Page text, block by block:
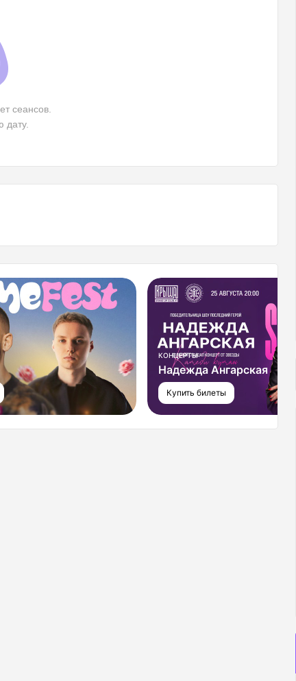
сеансов.
дату.
КОНЦЕРТЫ
HOLBON! ERGI:R
Купить билеты